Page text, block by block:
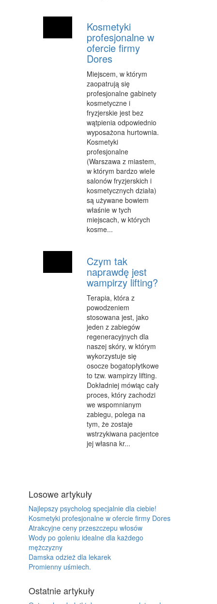
Kosmetyki
profesjonalne w
ofercie firmy
Dores
Miejscem, w którym
zaopatrują się
profesjonalne gabinety
kosmetyczne i
fryzjerskie jest bez
wątpienia odpowiednio
wyposażona hurtownia.
Kosmetyki
profesjonalne
(Warszawa z miastem,
w którym bardzo wiele
salonów fryzjerskich i
kosmetycznych działa)
są używane bowiem
właśnie w tych
miejscach, w których
kosme...
Czym tak
naprawdę jest
wampirzy lifting?
Terapia, która z
powodzeniem
stosowana jest, jako
jeden z zabiegów
regeneracyjnych dla
naszej skóry, w którym
wykorzystuje się
osocze bogatopłytkowe
to tzw. wampirzy lifting.
Dokładniej mówiąc cały
proces, który zachodzi
we wspomnianym
zabiegu, polega na
tym, że zostaje
wstrzykiwana pacjentce
jej własna kr...
Losowe artykuły
Najlepszy psycholog specjalnie dla ciebie!
Kosmetyki profesjonalne w ofercie firmy Dores
Atrakcyjne ceny przeszczepu włosów
Wody po goleniu idealne dla każdego
mężczyzny
Damska odzież dla lekarek
Promienny uśmiech.
Ostatnie artykuły